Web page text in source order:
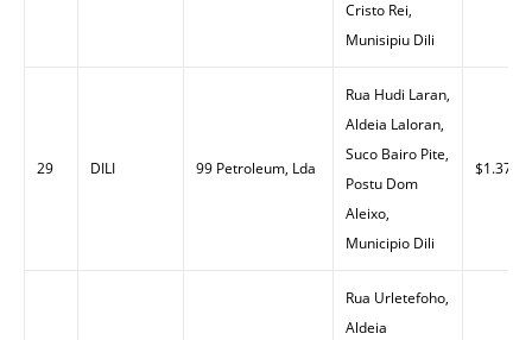
Cristo Rei,
Munisipiu Dili
29 DILI 99 Petroleum, Lda
Rua Hudi Laran,
Aldeia Laloran,
Suco Bairo Pite,
Postu Dom
Aleixo,
Municipio Dili
$1.37
Rua Urletefoho,
Aldeia